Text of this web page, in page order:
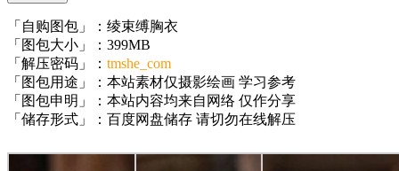
「自购图包」：绫束缚胸衣
「图包大小」：399MB
「解压密码」： tmshe_com
「图包用途」：本站素材仅摄影绘画 学习参考
「图包申明」：本站内容均来自网络 仅作分享
「储存形式」：百度网盘储存 请切勿在线解压